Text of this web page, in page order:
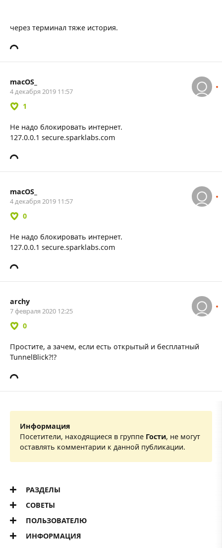
через терминал тяже история.
macOS_
4 декабря 2019 11:57
1
Не надо блокировать интернет.
127.0.0.1 secure.sparklabs.com
macOS_
4 декабря 2019 11:57
0
Не надо блокировать интернет.
127.0.0.1 secure.sparklabs.com
archy
7 февраля 2020 12:25
0
Простите, а зачем, если есть открытый и бесплатный
TunnelBlick?!?
Информация
Посетители, находящиеся в группе Гости, не могут
оставлять комментарии к данной публикации.
РАЗДЕЛЫ
СОВЕТЫ
ПОЛЬЗОВАТЕЛЮ
ИНФОРМАЦИЯ